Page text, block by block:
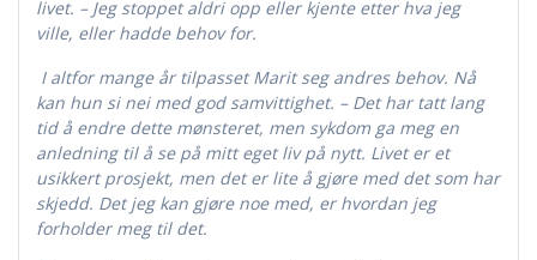
livet. – Jeg stoppet aldri opp eller kjente etter hva jeg
ville, eller hadde behov for.
I altfor mange år tilpasset Marit seg andres behov. Nå
kan hun si nei med god samvittighet. – Det har tatt lang
tid å endre dette mønsteret, men sykdom ga meg en
anledning til å se på mitt eget liv på nytt. Livet er et
usikkert prosjekt, men det er lite å gjøre med det som har
skjedd. Det jeg kan gjøre noe med, er hvordan jeg
forholder meg til det.